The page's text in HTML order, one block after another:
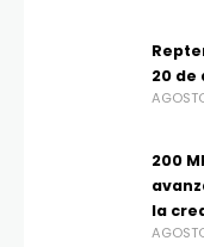
20 de
200
la